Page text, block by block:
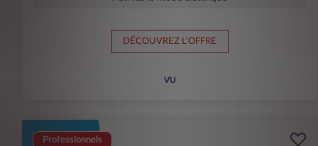
DÉCOUVREZ L'OFFRE
VU
Professionnels